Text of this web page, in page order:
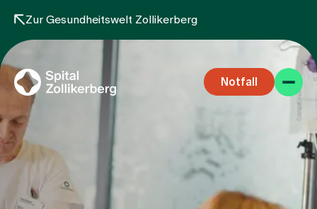
Zur Gesundheitswelt Zollikerberg
Notfall